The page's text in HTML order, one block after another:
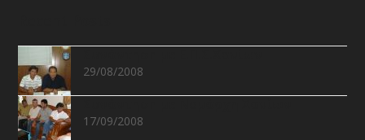
29/08/2008
17/09/2008